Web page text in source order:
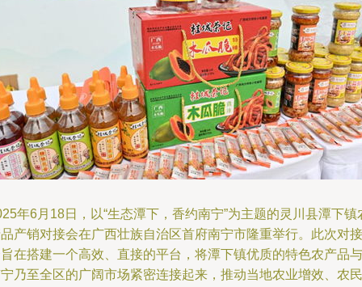
年6月18日，以“生态潭下，香约南宁”为主题的灵川县潭下镇
产销对接会在广西壮族自治区首府南宁市隆重举行。此次对接
在搭建一个高效、直接的平台，将潭下镇优质的特色农产品与
乃至全区的广阔市场紧密连接起来，推动当地农业增效、农民